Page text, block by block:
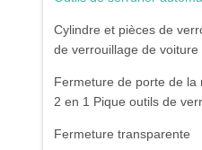
Cylindre et pièces de
de verrouillage de voiture
Fermeture de porte de la
2 en 1 Pique outils de
Fermeture transparente